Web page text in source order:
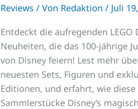
Reviews / Von Redaktion / Juli
Entdeckt die aufregenden LEGO
Neuheiten, die das 100-jährige
von Disney feiern! Lest mehr
neuesten Sets, Figuren und
Editionen, und erfahrt, wie diese
Sammlerstücke Disney’s